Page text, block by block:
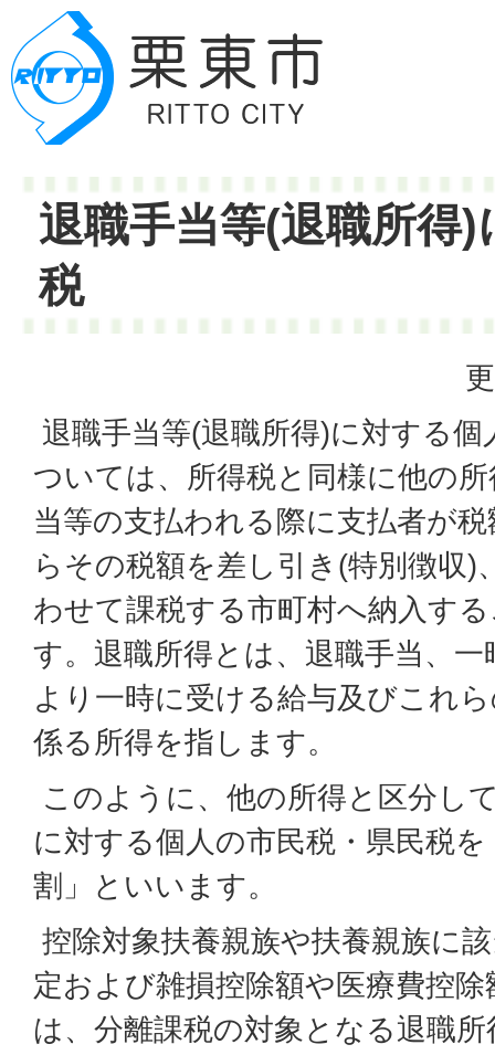
退職手当等(退職所得)
税
退職手当等(退職所得)に対する
ついては、所得税と同様に他の
当等の支払われる際に支払者が
らその税額を差し引き(特別徴収)
わせて課税する市町村へ納入す
す。退職所得とは、退職手当、
より一時に受ける給与及びこれ
係る所得を指します。
このように、他の所得と区分し
に対する個人の市民税・県民税
割」といいます。
控除対象扶養親族や扶養親族に
定および雑損控除額や医療費控
は、分離課税の対象となる退職